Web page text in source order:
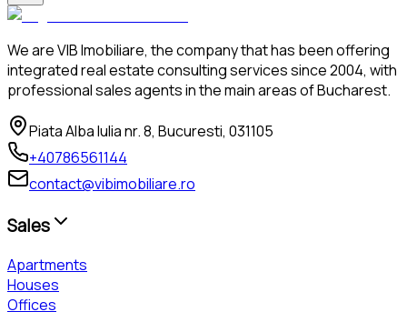
We are VIB Imobiliare, the company that has been offering
integrated real estate consulting services since 2004, with
professional sales agents in the main areas of Bucharest.
Piata Alba Iulia nr. 8, Bucuresti, 031105
+40786561144
contact@vibimobiliare.ro
Sales
Apartments
Houses
Offices